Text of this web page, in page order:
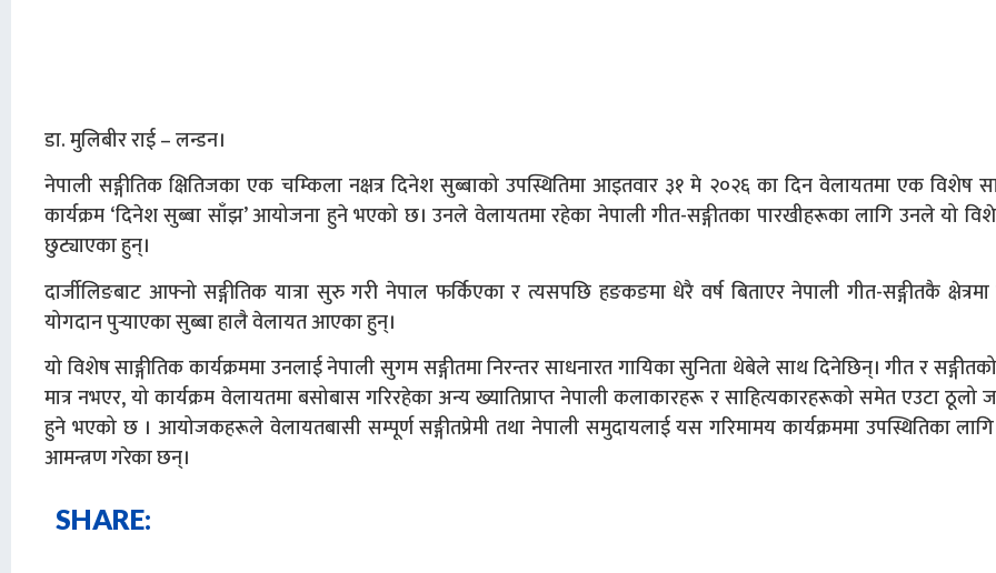
डा. मुलिबीर राई – लन्डन।
नेपाली सङ्गीतिक क्षितिजका एक चम्किला नक्षत्र दिनेश सुब्बाको उपस्थितिमा आइतवार ३१ मे २०२६ का दिन वेलायतमा एक विशेष
कार्यक्रम ‘दिनेश सुब्बा साँझ’ आयोजना हुने भएको छ। उनले वेलायतमा रहेका नेपाली गीत-सङ्गीतका पारखीहरूका लागि उनले यो
छुट्याएका हुन्।
दार्जीलिङबाट आफ्नो सङ्गीतिक यात्रा सुरु गरी नेपाल फर्किएका र त्यसपछि हङकङमा धेरै वर्ष बिताएर नेपाली गीत-सङ्गीतकै क्षेत्रमा
योगदान पुर्‍याएका सुब्बा हालै वेलायत आएका हुन्।
यो विशेष साङ्गीतिक कार्यक्रममा उनलाई नेपाली सुगम सङ्गीतमा निरन्तर साधनारत गायिका सुनिता थेबेले साथ दिनेछिन्। गीत र सङ्गीतको
मात्र नभएर, यो कार्यक्रम वेलायतमा बसोबास गरिरहेका अन्य ख्यातिप्राप्त नेपाली कलाकारहरू र साहित्यकारहरूको समेत एउटा ठूलो
हुने भएको छ । आयोजकहरूले वेलायतबासी सम्पूर्ण सङ्गीतप्रेमी तथा नेपाली समुदायलाई यस गरिमामय कार्यक्रममा उपस्थितिका लागि
आमन्त्रण गरेका छन्।
SHARE: